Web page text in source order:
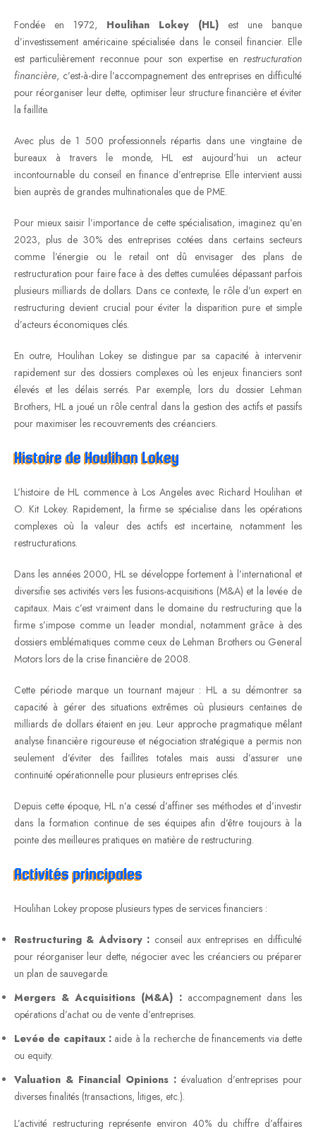
Fondée en 1972, Houlihan Lokey (HL) est une banque
d’investissement américaine spécialisée dans le conseil financier. Elle
est particulièrement reconnue pour son expertise en restructuration
financière, c’est-à-dire l’accompagnement des entreprises en difficulté
pour réorganiser leur dette, optimiser leur structure financière et éviter
la faillite.
Avec plus de 1 500 professionnels répartis dans une vingtaine de
bureaux à travers le monde, HL est aujourd’hui un acteur
incontournable du conseil en finance d’entreprise. Elle intervient aussi
bien auprès de grandes multinationales que de PME.
Pour mieux saisir l’importance de cette spécialisation, imaginez qu’en
2023, plus de 30% des entreprises cotées dans certains secteurs
comme l’énergie ou le retail ont dû envisager des plans de
restructuration pour faire face à des dettes cumulées dépassant parfois
plusieurs milliards de dollars. Dans ce contexte, le rôle d’un expert en
restructuring devient crucial pour éviter la disparition pure et simple
d’acteurs économiques clés.
En outre, Houlihan Lokey se distingue par sa capacité à intervenir
rapidement sur des dossiers complexes où les enjeux financiers sont
élevés et les délais serrés. Par exemple, lors du dossier Lehman
Brothers, HL a joué un rôle central dans la gestion des actifs et passifs
pour maximiser les recouvrements des créanciers.
Histoire de Houlihan Lokey
L’histoire de HL commence à Los Angeles avec Richard Houlihan et
O. Kit Lokey. Rapidement, la firme se spécialise dans les opérations
complexes où la valeur des actifs est incertaine, notamment les
restructurations.
Dans les années 2000, HL se développe fortement à l’international et
diversifie ses activités vers les fusions-acquisitions (M&A) et la levée de
capitaux. Mais c’est vraiment dans le domaine du restructuring que la
firme s’impose comme un leader mondial, notamment grâce à des
dossiers emblématiques comme ceux de Lehman Brothers ou General
Motors lors de la crise financière de 2008.
Cette période marque un tournant majeur : HL a su démontrer sa
capacité à gérer des situations extrêmes où plusieurs centaines de
milliards de dollars étaient en jeu. Leur approche pragmatique mêlant
analyse financière rigoureuse et négociation stratégique a permis non
seulement d’éviter des faillites totales mais aussi d’assurer une
continuité opérationnelle pour plusieurs entreprises clés.
Depuis cette époque, HL n’a cessé d’affiner ses méthodes et d’investir
dans la formation continue de ses équipes afin d’être toujours à la
pointe des meilleures pratiques en matière de restructuring.
Activités principales
Houlihan Lokey propose plusieurs types de services financiers :
Restructuring & Advisory : conseil aux entreprises en difficulté
pour réorganiser leur dette, négocier avec les créanciers ou préparer
un plan de sauvegarde.
Mergers & Acquisitions (M&A) :accompagnement dans les
opérations d’achat ou de vente d’entreprises.
Levée de capitaux : aide à la recherche de financements via dette
ou equity.
Valuation & Financial Opinions : évaluation d’entreprises pour
diverses finalités (transactions, litiges, etc.).
L’activité restructuring représente environ 40% du chiffre d’affaires